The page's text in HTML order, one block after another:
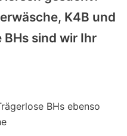
K4B und
sind wir Ihr
BHs ebenso